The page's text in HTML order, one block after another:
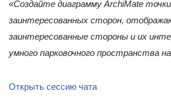
«Создайте диаграмму ArchiMate
заинтересованных сторон,
заинтересованные стороны и их
умного парковочного пространства
Открыть сессию чата